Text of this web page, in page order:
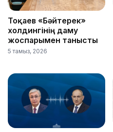
Тоқаев «Бәйтерек»
холдингінің даму
жоспарымен танысты
5 тамыз, 2026